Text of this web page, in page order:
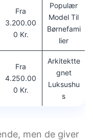
Fra
3.200.00
0 Kr.
Populær
Model Til
Børnefami
Lier
Fra
4.250.00
0 Kr.
Arkitektte
Gnet
Luksushu
S
men de giver